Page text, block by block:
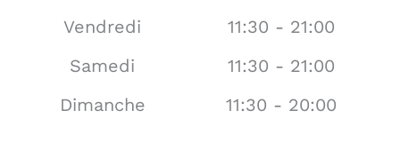
Vendredi
11:30 - 21:00
Samedi
11:30 - 21:00
Dimanche
11:30 - 20:00